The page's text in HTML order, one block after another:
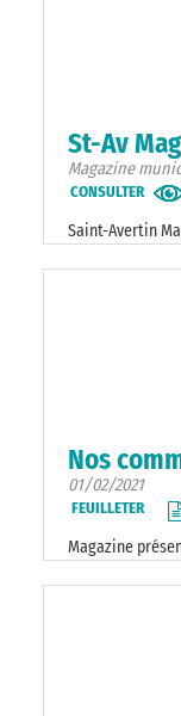
St-Av
Magazine
CONSULTER
Saint-Avertin
Nos
01/02/2021
FEUILLETER
Magazine